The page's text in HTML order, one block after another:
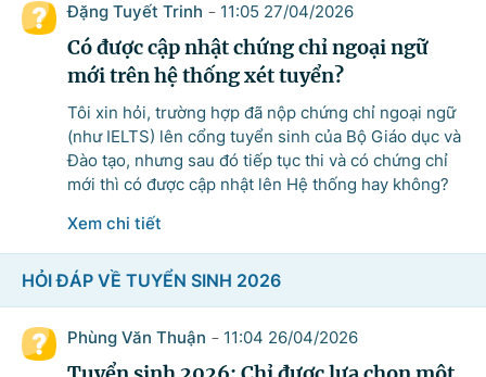
Đặng Tuyết Trinh - 11:05 27/04/2026
Có được cập nhật chứng chỉ ngoại ngữ
mới trên hệ thống xét tuyển?
Tôi xin hỏi, trường hợp đã nộp chứng chỉ ngoại ngữ
(như IELTS) lên cổng tuyển sinh của Bộ Giáo dục và
Đào tạo, nhưng sau đó tiếp tục thi và có chứng chỉ
mới thì có được cập nhật lên Hệ thống hay không?
Xem chi tiết
HỎI ĐÁP VỀ TUYỂN SINH 2026
Phùng Văn Thuận - 11:04 26/04/2026